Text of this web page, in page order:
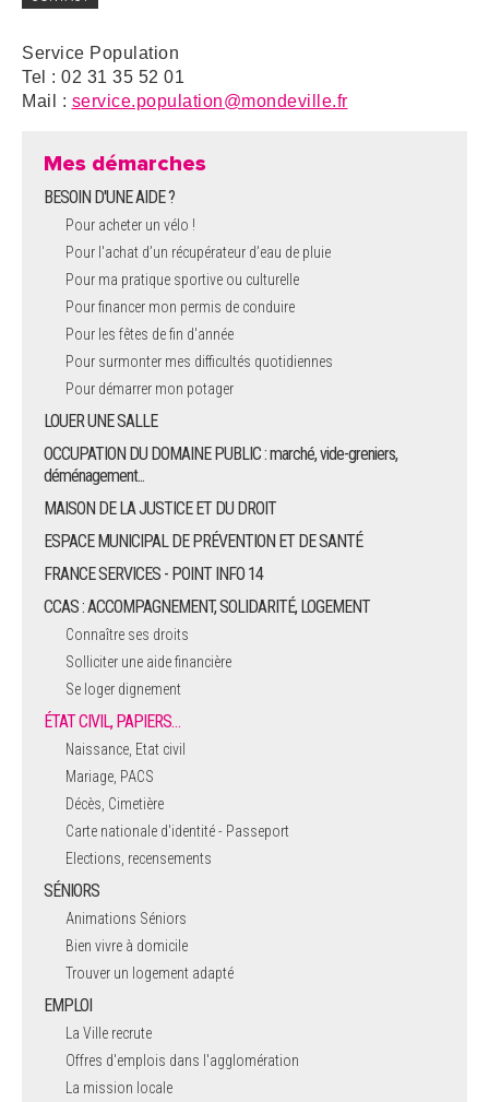
Service Population
Tel : 02 31 35 52 01
Mail : service.population@mondeville.fr
Mes démarches
BESOIN D'UNE AIDE ?
Pour acheter un vélo !
Pour l'achat d’un récupérateur d’eau de pluie
Pour ma pratique sportive ou culturelle
Pour financer mon permis de conduire
Pour les fêtes de fin d'année
Pour surmonter mes difficultés quotidiennes
Pour démarrer mon potager
LOUER UNE SALLE
OCCUPATION DU DOMAINE PUBLIC : marché, vide-greniers,
déménagement...
MAISON DE LA JUSTICE ET DU DROIT
ESPACE MUNICIPAL DE PRÉVENTION ET DE SANTÉ
FRANCE SERVICES - POINT INFO 14
CCAS : ACCOMPAGNEMENT, SOLIDARITÉ, LOGEMENT
Connaître ses droits
Solliciter une aide financière
Se loger dignement
ÉTAT CIVIL, PAPIERS…
Naissance, Etat civil
Mariage, PACS
Décès, Cimetière
Carte nationale d'identité - Passeport
Elections, recensements
SÉNIORS
Animations Séniors
Bien vivre à domicile
Trouver un logement adapté
EMPLOI
La Ville recrute
Offres d'emplois dans l'agglomération
La mission locale